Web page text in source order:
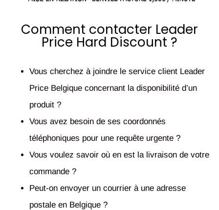
Comment contacter Leader
Price Hard Discount ?
Vous cherchez à joindre le service client Leader
Price Belgique concernant la disponibilité d’un
produit ?
Vous avez besoin de ses coordonnés
téléphoniques pour une requête urgente ?
Vous voulez savoir où en est la livraison de votre
commande ?
Peut-on envoyer un courrier à une adresse
postale en Belgique ?